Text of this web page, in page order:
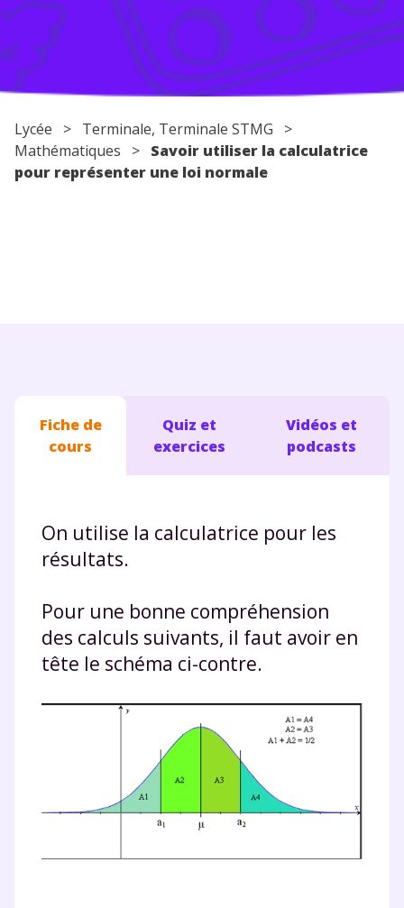
Conseils pour les parents
Lycée > Terminale, Terminale STMG >
Mathématiques > Savoir utiliser la calculatrice
pour représenter une loi normale
Fiche de
cours
Quiz et
exercices
Vidéos et
podcasts
On utilise la calculatrice pour les
résultats.
Pour une bonne compréhension
des calculs suivants, il faut avoir en
tête le schéma ci-contre.